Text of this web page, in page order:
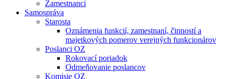
Zamestnanci
Samospráva
Starosta
Oznámenia funkcií, zamestnaní, činností a
majetkových pomerov verejných funkcionárov
Poslanci OZ
Rokovací poriadok
Odmeňovanie poslancov
Komisie OZ